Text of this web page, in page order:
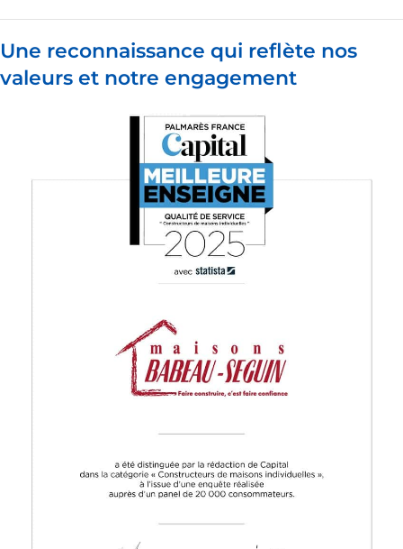
Une reconnaissance qui reflète nos
valeurs et notre engagement